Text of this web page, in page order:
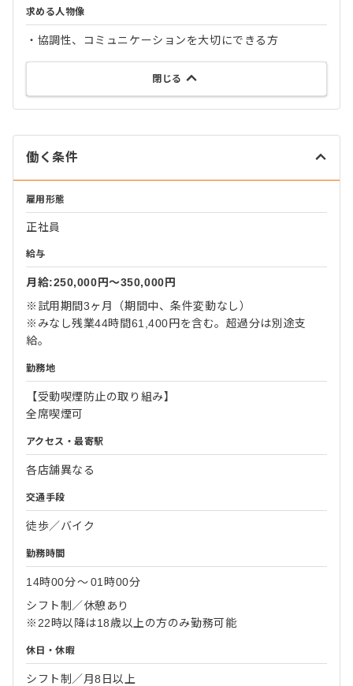
求める人物像
・協調性、コミュニケーションを大切にできる方
閉じる
働く条件
雇用形態
正社員
給与
月給:250,000円〜350,000円
※試用期間3ヶ月（期間中、条件変動なし）
※みなし残業44時間61,400円を含む。超過分は別途支
給。
勤務地
【受動喫煙防止の取り組み】
全席喫煙可
アクセス・最寄駅
各店舗異なる
交通手段
徒歩／バイク
勤務時間
14時00分〜01時00分
シフト制／休憩あり
※22時以降は18歳以上の方のみ勤務可能
休日・休暇
シフト制／月8日以上